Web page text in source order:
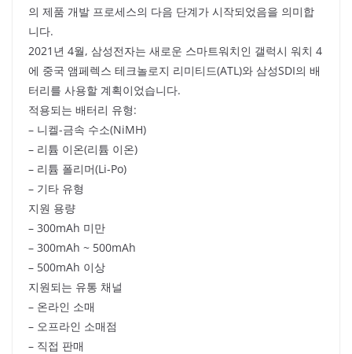
의 제품 개발 프로세스의 다음 단계가 시작되었음을 의미합
니다.
2021년 4월, 삼성전자는 새로운 스마트워치인 갤럭시 워치 4
에 중국 앰페렉스 테크놀로지 리미티드(ATL)와 삼성SDI의 배
터리를 사용할 계획이었습니다.
적용되는 배터리 유형:
– 니켈-금속 수소(NiMH)
– 리튬 이온(리튬 이온)
– 리튬 폴리머(Li-Po)
– 기타 유형
지원 용량
– 300mAh 미만
– 300mAh ~ 500mAh
– 500mAh 이상
지원되는 유통 채널
– 온라인 소매
– 오프라인 소매점
– 직접 판매